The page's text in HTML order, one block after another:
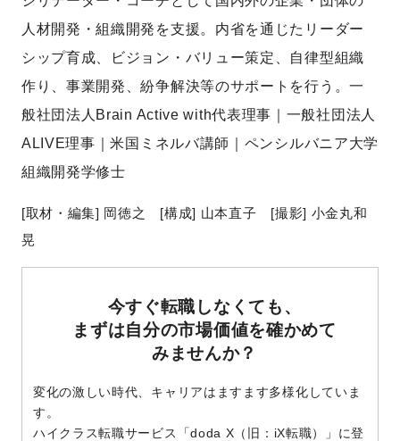
人材開発・組織開発を支援。内省を通じたリーダー
シップ育成、ビジョン・バリュー策定、自律型組織
作り、事業開発、紛争解決等のサポートを行う。一
般社団法人Brain Active with代表理事｜一般社団法人
ALIVE理事｜米国ミネルバ講師｜ペンシルバニア大学
組織開発学修士
[取材・編集] 岡徳之 [構成] 山本直子 [撮影] 小金丸和
晃
今すぐ転職しなくても、
まずは自分の市場価値を確かめて
みませんか？
変化の激しい時代、キャリアはますます多様化していま
す。
ハイクラス転職サービス「doda X（旧：iX転職）」に登